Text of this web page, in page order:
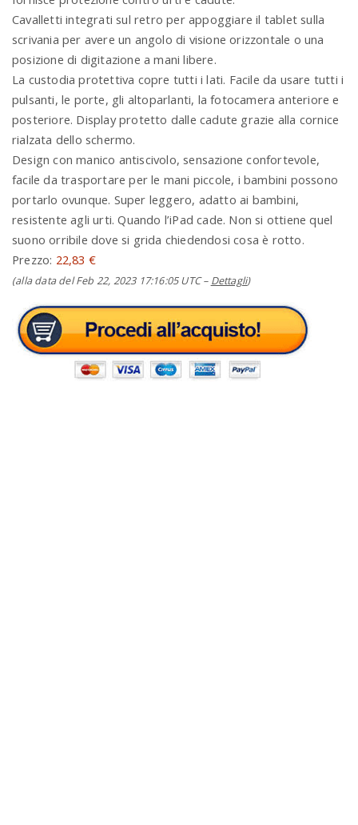
Cavalletti integrati sul retro per appoggiare il tablet sulla
scrivania per avere un angolo di visione orizzontale o una
posizione di digitazione a mani libere.
La custodia protettiva copre tutti i lati. Facile da usare tutti i
pulsanti, le porte, gli altoparlanti, la fotocamera anteriore e
posteriore. Display protetto dalle cadute grazie alla cornice
rialzata dello schermo.
Design con manico antiscivolo, sensazione confortevole,
facile da trasportare per le mani piccole, i bambini possono
portarlo ovunque. Super leggero, adatto ai bambini,
resistente agli urti. Quando l’iPad cade. Non si ottiene quel
suono orribile dove si grida chiedendosi cosa è rotto.
Prezzo: 22,83 €
(alla data del Feb 22, 2023 17:16:05 UTC – Dettagli)